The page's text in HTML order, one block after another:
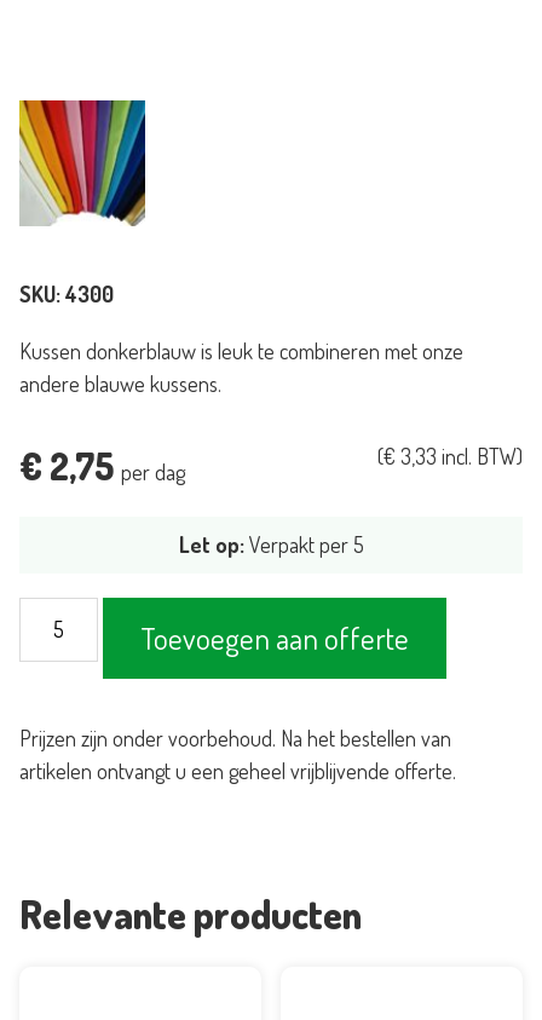
SKU:4300
Kussen donkerblauw is leuk te combineren met onze
andere blauwe kussens.
€ 2,75 per dag
(€ 3,33 incl. BTW)
Let op:Verpakt per 5
donkerblauw
Toevoegen aan offerte
Prijzen zijn onder voorbehoud. Na het bestellen van
artikelen ontvangt u een geheel vrijblijvende offerte.
Relevante producten